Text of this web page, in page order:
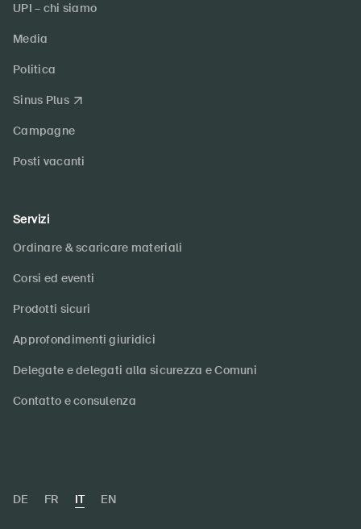
UPI – chi siamo
Media
Politica
Sinus Plus
Campagne
Posti vacanti
Servizi
Ordinare & scaricare materiali
Corsi ed eventi
Prodotti sicuri
Approfondimenti giuridici
Delegate e delegati alla sicurezza e Comuni
Contatto e consulenza
DE FR IT EN